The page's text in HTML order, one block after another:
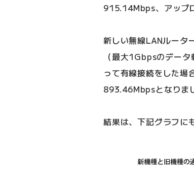
915.14Mbps、アップ
新しい無線LANルータ
（最大1Gbpsのデー
って有線接続をした
893.46Mbpsとなりま
結果は、下記グラフに